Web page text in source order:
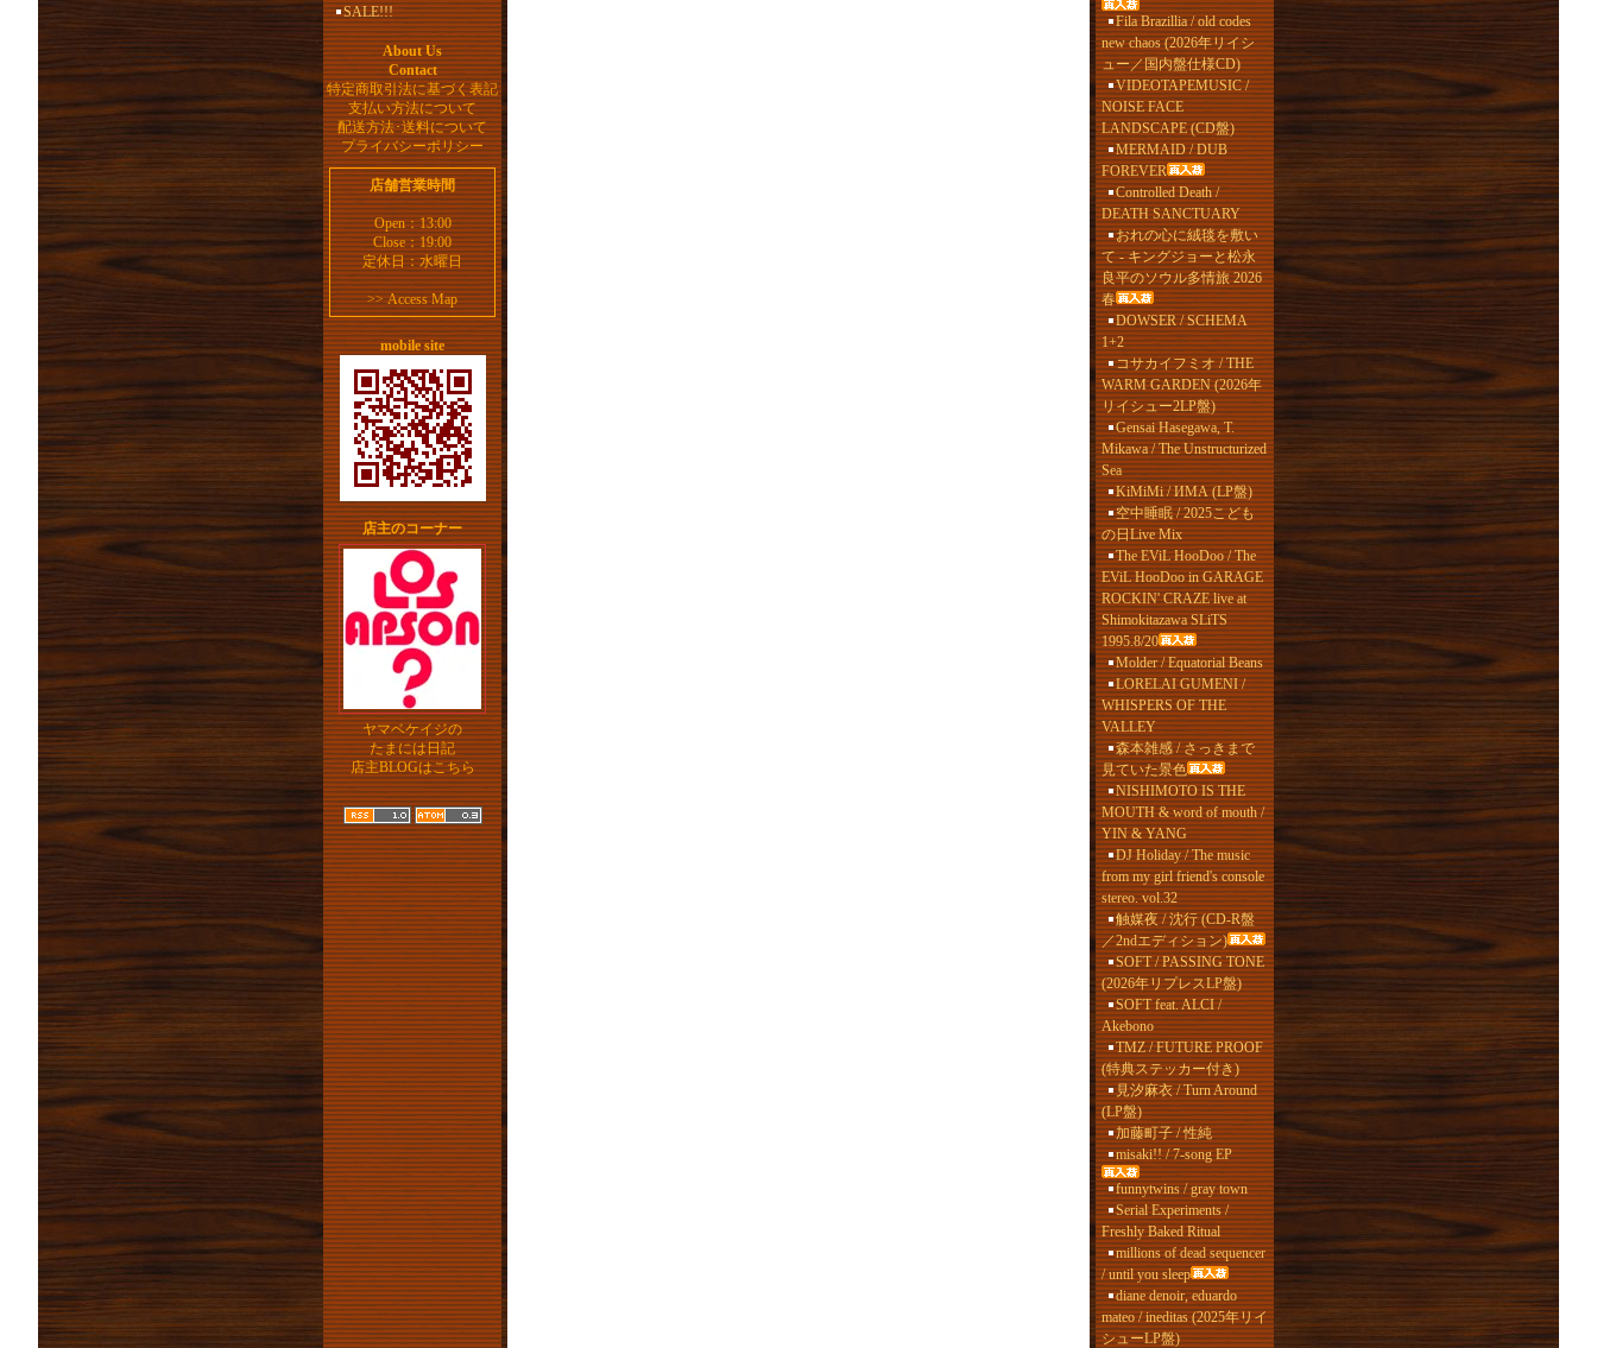
SALE!!!
About Us
Contact
特定商取引法に基づく表記
支払い方法について
配送方法･送料について
プライバシーポリシー
店舗営業時間
Open：13:00
Close：19:00
定休日：水曜日
>>Access Map
mobile site
店主のコーナー
ヤマベケイジの
たまには日記
店主BLOGはこちら
Fila Brazillia / old codes
new chaos (2026年リイシ
ュー／国内盤仕様CD)
VIDEOTAPEMUSIC /
NOISE FACE
LANDSCAPE (CD盤)
MERMAID / DUB
FOREVER
Controlled Death /
DEATH SANCTUARY
おれの心に絨毯を敷い
て - キングジョーと松永
良平のソウル多情旅 2026
春
DOWSER / SCHEMA
1+2
コサカイフミオ / THE
WARM GARDEN (2026年
リイシュー2LP盤)
Gensai Hasegawa, T.
Mikawa / The Unstructurized
Sea
KiMiMi / ИМА (LP盤)
空中睡眠 / 2025こども
の日Live Mix
The EViL HooDoo / The
EViL HooDoo in GARAGE
ROCKIN' CRAZE live at
Shimokitazawa SLiTS
1995.8/20
Molder / Equatorial Beans
LORELAI GUMENI /
WHISPERS OF THE
VALLEY
森本雑感 / さっきまで
見ていた景色
NISHIMOTO IS THE
MOUTH & word of mouth /
YIN & YANG
DJ Holiday / The music
from my girl friend's console
stereo. vol.32
触媒夜 / 沈行 (CD-R盤
／2ndエディション)
SOFT / PASSING TONE
(2026年リプレスLP盤)
SOFT feat. ALCI /
Akebono
TMZ / FUTURE PROOF
(特典ステッカー付き)
見汐麻衣 / Turn Around
(LP盤)
加藤町子 / 性純
misaki!! / 7-song EP
funnytwins / gray town
Serial Experiments /
Freshly Baked Ritual
millions of dead sequencer
/ until you sleep
diane denoir, eduardo
mateo / ineditas (2025年リイ
シューLP盤)